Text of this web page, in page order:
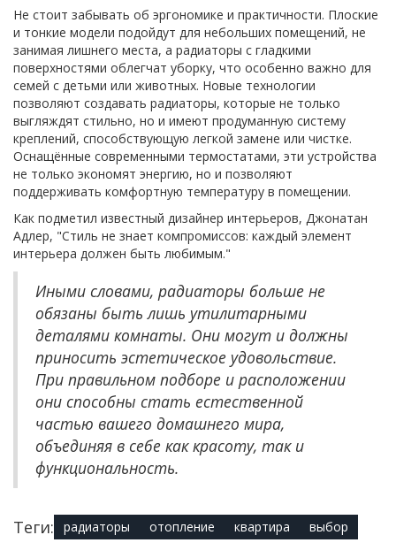
Не стоит забывать об эргономике и практичности. Плоские
и тонкие модели подойдут для небольших помещений, не
занимая лишнего места, а радиаторы с гладкими
поверхностями облегчат уборку, что особенно важно для
семей с детьми или животных. Новые технологии
позволяют создавать радиаторы, которые не только
выгляждят стильно, но и имеют продуманную систему
креплений, способствующую легкой замене или чистке.
Оснащённые современными термостатами, эти устройства
не только экономят энергию, но и позволяют
поддерживать комфортную температуру в помещении.
Как подметил известный дизайнер интерьеров, Джонатан
Адлер, "Стиль не знает компромиссов: каждый элемент
интерьера должен быть любимым."
Иными словами, радиаторы больше не
обязаны быть лишь утилитарными
деталями комнаты. Они могут и должны
приносить эстетическое удовольствие.
При правильном подборе и расположении
они способны стать естественной
частью вашего домашнего мира,
объединяя в себе как красоту, так и
функциональность.
Теги: радиаторы отопление квартира выбор